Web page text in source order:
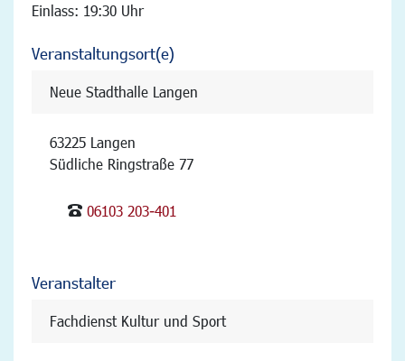
Einlass: 19:30 Uhr
Veranstaltungsort(e)
Neue Stadthalle Langen
63225 Langen
Südliche Ringstraße 77
06103 203-401
Veranstalter
Fachdienst Kultur und Sport